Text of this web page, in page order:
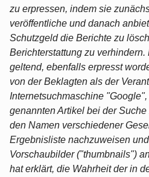
zu erpressen, indem sie
veröffentliche und danach
Schutzgeld die Berichte zu
Berichterstattung zu
geltend, ebenfalls erpresst
von der Beklagten als der
Internetsuchmaschine
genannten Artikel bei der
den Namen verschiedener
Ergebnisliste nachzuweisen
Vorschaubilder ("thumbnails")
hat erklärt, die Wahrheit der in